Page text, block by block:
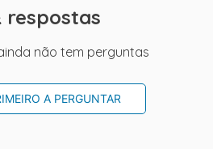
respostas
não tem perguntas
A PERGUNTAR